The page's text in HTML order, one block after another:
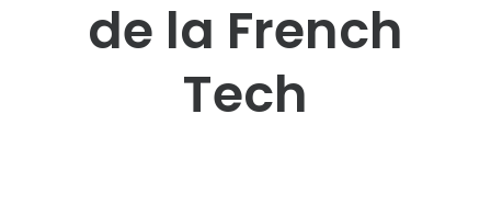
de la French
Tech